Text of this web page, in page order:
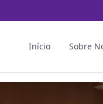
Início Sobre